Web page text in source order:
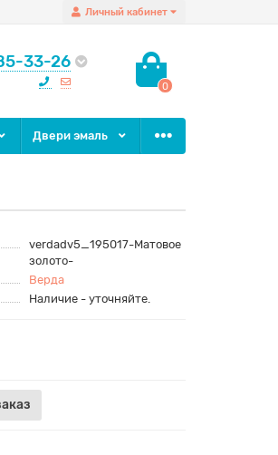
Личный кабинет
33-26
0
Двери эмаль
verdadv5_195017-Матовое
золото-
Верда
Наличие - уточняйте.